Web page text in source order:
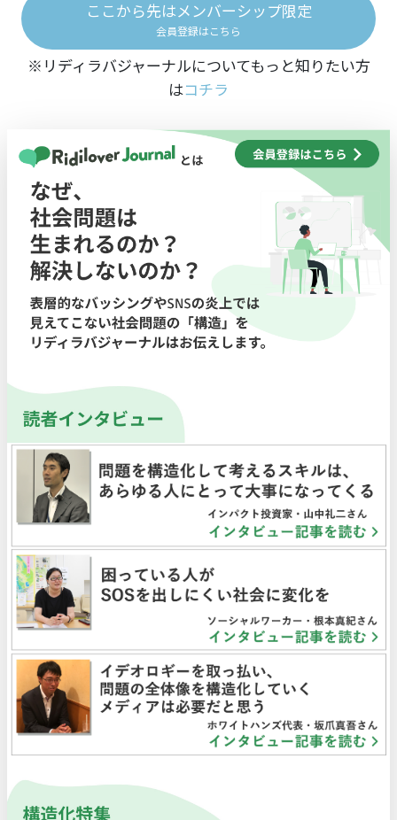
ここから先はメンバーシップ限定
会員登録はこちら
※リディラバジャーナルについてもっと知りたい方
はコチラ